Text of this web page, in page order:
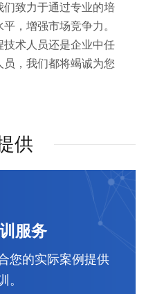
致力于通过专业的培
，增强市场竞争力。
术人员还是企业中任
，我们都将竭诚为您
供
服务
您的实际案例提供
。